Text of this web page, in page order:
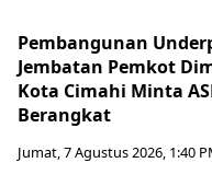
Pembangunan
Jembatan Pemkot
Kota Cimahi Minta
Berangkat
Jumat, 7 Agustus 2026, 1:40